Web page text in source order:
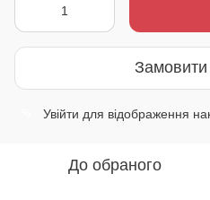
Увійти для відображення
До обраного